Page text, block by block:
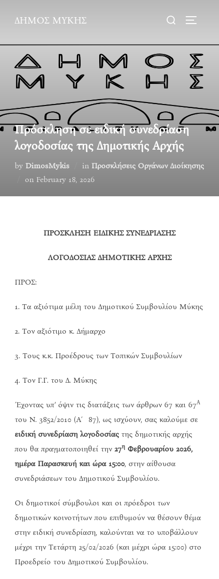
ΔΗΜΟΣ ΜΥΚΗΣ
Search
Πρόσκληση σε ειδική συνεδρίαση
λογοδοσίας της Δημοτικής Αρχής
by DimosMykis in Προσκλήσεις Οργάνων Διοίκησης
on Posted
February 18, 2026
ΠΡΟΣΚΛΗΣΗ ΕΙΔΙΚΗΣ ΣΥΝΕΔΡΙΑΣΗΣ
ΛΟΓΟΔΟΣΙΑΣ ΔΗΜΟΤΙΚΗΣ ΑΡΧΗΣ
ΠΡΟΣ:
1. Τα αξιότιμα μέλη του Δημοτικού Συμβουλίου Μύκης
2. Τον αξιότιμο κ. Δήμαρχο
3. Τους κ.κ. Προέδρους των Τοπικών Συμβουλίων
4. Τον Γ.Γ. του Δ. Μύκης
Έχοντας υπ’ όψιν τις διατάξεις των άρθρων 67 και 67Α
του Ν. 3852/2010 (Α΄ 87), ως ισχύουν, σας καλούμε σε
ειδική συνεδρίαση λογοδοσίας της δημοτικής αρχής
που θα πραγματοποιηθεί την 27η Φεβρουαρίου 2026,
ημέρα Παρασκευή και ώρα 15:00, στην αίθουσα
συνεδριάσεων του Δημοτικού Συμβουλίου.
Οι δημοτικοί σύμβουλοι και οι πρόεδροι των
δημοτικών κοινοτήτων που επιθυμούν να θέσουν θέμα
στην ειδική συνεδρίαση, καλούνται να το υποβάλλουν
μέχρι την Τετάρτη 25/02/2026 (και μέχρι ώρα 15:00) στο
Προεδρείο του Δημοτικού Συμβουλίου.